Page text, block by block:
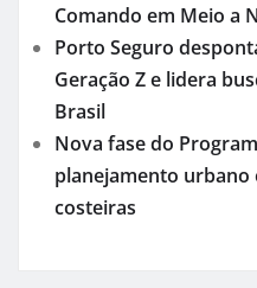
Comando em Meio a
Porto Seguro
Geração Z e lidera
Brasil
Nova fase do
planejamento urbano
costeiras